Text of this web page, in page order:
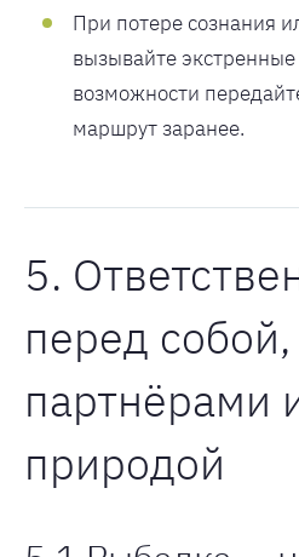
При потере сознания
вызывайте
возможности
маршрут заранее.
5.
перед собой,
партнёрами
природой